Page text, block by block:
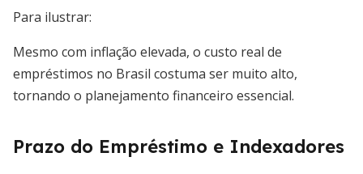
Para ilustrar:
Mesmo com inflação elevada, o custo real de
empréstimos no Brasil costuma ser muito alto,
tornando o planejamento financeiro essencial.
Prazo do Empréstimo e Indexadores